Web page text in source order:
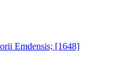
Emdensis; [1648]